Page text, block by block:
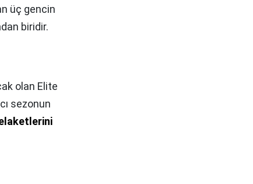
üç gencin
biridir.
olan Elite
sezonun